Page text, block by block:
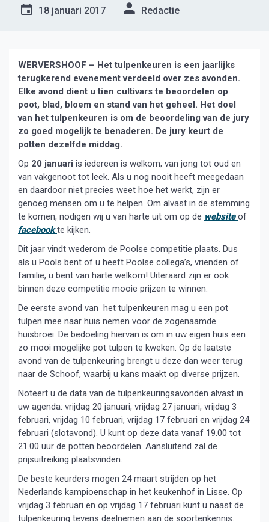
18 januari 2017 Redactie
WERVERSHOOF – Het tulpenkeuren is een jaarlijks
terugkerend evenement verdeeld over zes avonden.
Elke avond dient u tien cultivars te beoordelen op
poot, blad, bloem en stand van het geheel. Het doel
van het tulpenkeuren is om de beoordeling van de jury
zo goed mogelijk te benaderen. De jury keurt de
potten dezelfde middag.
Op 20 januari is iedereen is welkom; van jong tot oud en
van vakgenoot tot leek. Als u nog nooit heeft meegedaan
en daardoor niet precies weet hoe het werkt, zijn er
genoeg mensen om u te helpen. Om alvast in de stemming
te komen, nodigen wij u van harte uit om op de website of
facebook te kijken.
Dit jaar vindt wederom de Poolse competitie plaats. Dus
als u Pools bent of u heeft Poolse collega’s, vrienden of
familie, u bent van harte welkom! Uiteraard zijn er ook
binnen deze competitie mooie prijzen te winnen.
De eerste avond van het tulpenkeuren mag u een pot
tulpen mee naar huis nemen voor de zogenaamde
huisbroei. De bedoeling hiervan is om in uw eigen huis een
zo mooi mogelijke pot tulpen te kweken. Op de laatste
avond van de tulpenkeuring brengt u deze dan weer terug
naar de Schoof, waarbij u kans maakt op diverse prijzen.
Noteert u de data van de tulpenkeuringsavonden alvast in
uw agenda: vrijdag 20 januari, vrijdag 27 januari, vrijdag 3
februari, vrijdag 10 februari, vrijdag 17 februari en vrijdag 24
februari (slotavond). U kunt op deze data vanaf 19.00 tot
21.00 uur de potten beoordelen. Aansluitend zal de
prijsuitreiking plaatsvinden.
De beste keurders mogen 24 maart strijden op het
Nederlands kampioenschap in het keukenhof in Lisse. Op
vrijdag 3 februari en op vrijdag 17 februari kunt u naast de
tulpenkeuring tevens deelnemen aan de soortenkennis.